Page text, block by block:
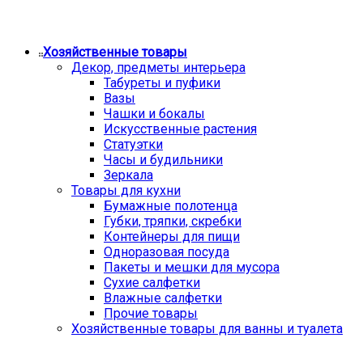
Хозяйственные товары
Декор, предметы интерьера
Табуреты и пуфики
Вазы
Чашки и бокалы
Искусственные растения
Статуэтки
Часы и будильники
Зеркала
Товары для кухни
Бумажные полотенца
Губки, тряпки, скребки
Контейнеры для пищи
Одноразовая посуда
Пакеты и мешки для мусора
Сухие салфетки
Влажные салфетки
Прочие товары
Хозяйственные товары для ванны и туалета